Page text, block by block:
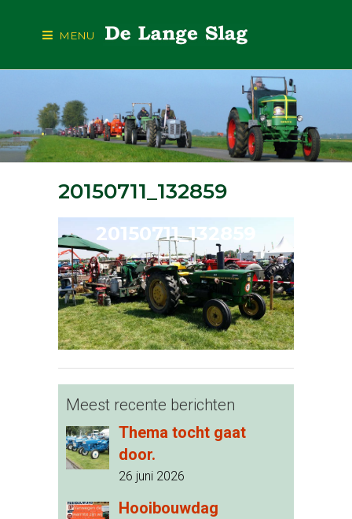
MENU
20150711_132859
20150711_132859
Meest recente berichten
Thema tocht gaat
door.
26 juni 2026
Hooibouwdag